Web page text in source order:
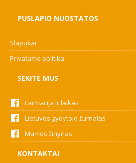
PUSLAPIO NUOSTATOS
Slapukai
Privatumo politika
SEKITE MUS
Farmacija ir laikas
Lietuvos gydytojo žurnalas
Mamos žinynas
KONTAKTAI